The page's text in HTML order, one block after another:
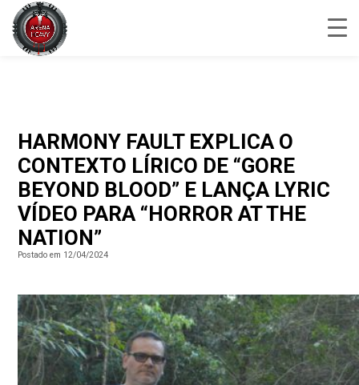
HARMONY FAULT EXPLICA O
CONTEXTO LÍRICO DE “GORE
BEYOND BLOOD” E LANÇA LYRIC
VÍDEO PARA “HORROR AT THE
NATION”
Postado em 12/04/2024